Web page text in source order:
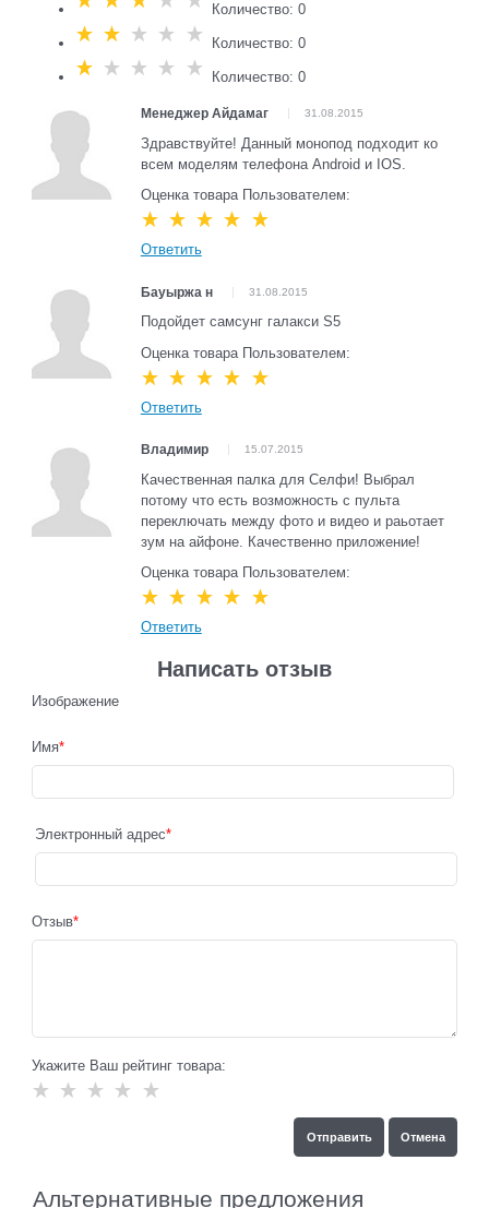
Количество: 0
Количество: 0
Количество: 0
Менеджер Айдамаг 31.08.2015
Здравствуйте! Данный монопод подходит ко
всем моделям телефона Android и IOS.
Оценка товара Пользователем:
Ответить
Бауыржа н 31.08.2015
Подойдет самсунг галакси S5
Оценка товара Пользователем:
Ответить
Владимир 15.07.2015
Качественная палка для Селфи! Выбрал
потому что есть возможность с пульта
переключать между фото и видео и раьотает
зум на айфоне. Качественно приложение!
Оценка товара Пользователем:
Ответить
Написать отзыв
Изображение
Имя
Электронный адрес
Отзыв
Укажите Ваш рейтинг товара:
Альтернативные предложения